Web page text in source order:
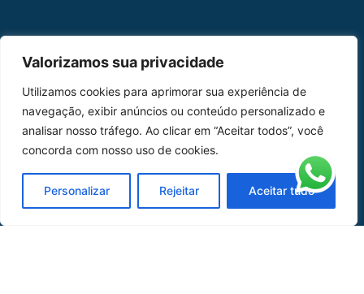
Valorizamos sua privacidade
Utilizamos cookies para aprimorar sua experiência de
navegação, exibir anúncios ou conteúdo personalizado e
analisar nosso tráfego. Ao clicar em “Aceitar todos”, você
concorda com nosso uso de cookies.
Personalizar Rejeitar Aceitar tudo
Peças
Catálogo de Aplicações
Oficina de Mangueiras